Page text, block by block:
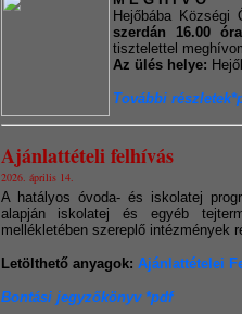
Hejőbába Községi
szerdán 16.00
tisztelettel
Az ülés helye:
További
Ajánlattételi felhívás
2026. április 14.
A hatályos óvoda- és iskolatej
alapján iskolatej és egyéb
mellékletében szereplő intézmények
Letölthető anyagok: Ajánlattételei
Bontási jegyzőkönyv *pdf